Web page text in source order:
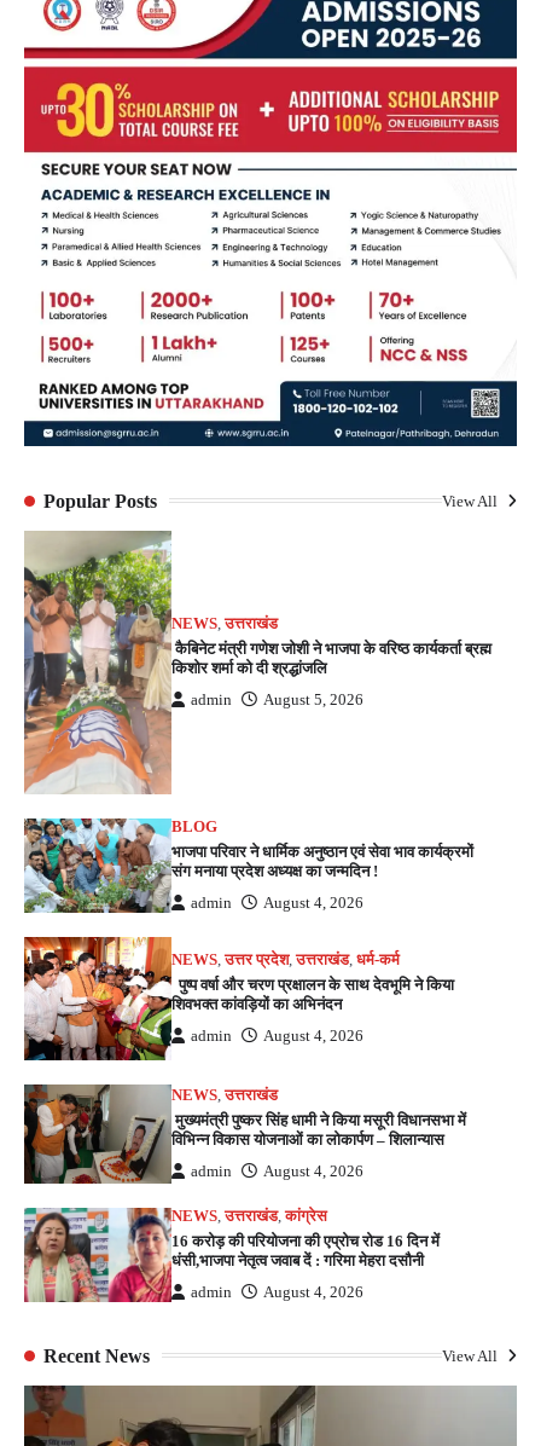
Popular Posts View All
NEWS ,उत्तराखंड
कैबिनेट मंत्री गणेश जोशी ने भाजपा के वरिष्ठ कार्यकर्ता ब्रह्म
किशोर शर्मा को दी श्रद्धांजलि
admin August 5, 2026
BLOG
भाजपा परिवार ने धार्मिक अनुष्ठान एवं सेवा भाव कार्यक्रमों
संग मनाया प्रदेश अध्यक्ष का जन्मदिन !
admin August 4, 2026
NEWS,उत्तर प्रदेश,उत्तराखंड,धर्म-कर्म
पुष्प वर्षा और चरण प्रक्षालन के साथ देवभूमि ने किया
शिवभक्त कांवड़ियों का अभिनंदन
admin August 4, 2026
NEWS,उत्तराखंड
मुख्यमंत्री पुष्कर सिंह धामी ने किया मसूरी विधानसभा में
विभिन्न विकास योजनाओं का लोकार्पण – शिलान्यास
admin August 4, 2026
NEWS,उत्तराखंड,कांग्रेस
16 करोड़ की परियोजना की एप्रोच रोड 16 दिन में
धंसी,भाजपा नेतृत्व जवाब दें : गरिमा मेहरा दसौनी
admin August 4, 2026
Recent News View All